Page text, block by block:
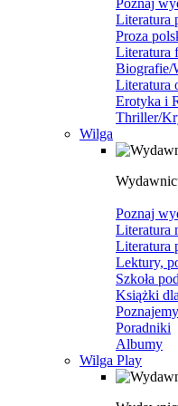
Poznaj
Literatura
Proza
Literatura
Biografie/
Literatura
Erotyka i
Thriller/
Wilga
Poznaj
Literatura
Literatura
Lektury,
Szkoła
Książki
Poradniki
Albumy
Wilga Play